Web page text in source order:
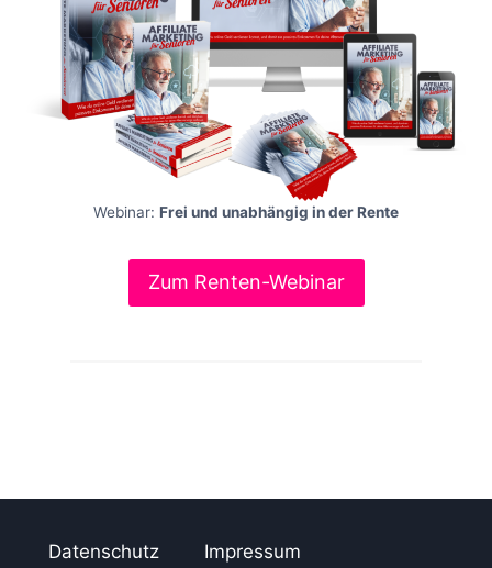
Webinar: Frei und unabhängig in der Rente
Zum Renten-Webinar
Datenschutz
Impressum